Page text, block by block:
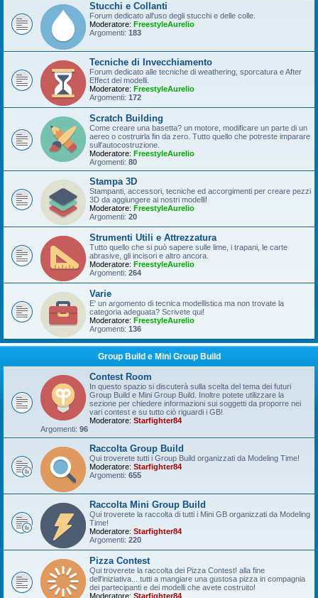
Stucchi e Collanti
Forum dedicato all'uso degli stucchi e delle colle.
Moderatore: FreestyleAurelio
Argomenti: 183
Tecniche di Invecchiamento
Forum dedicato alle tecniche di weathering, sporcatura e After
Effect dei modelli.
Moderatore: FreestyleAurelio
Argomenti: 172
Scratch Building
Come creare una basetta? un motore, modificare un parte di un
aereo o costruirla fin da zero. Tutto quello che potreste imparare
sull'autocostruzione.
Moderatore: FreestyleAurelio
Argomenti: 80
Stampa 3D
Stampanti, accessori, tecniche ed accorgimenti per creare pezzi
3D da aggiungere ai nostri modelli!
Moderatore: FreestyleAurelio
Argomenti: 20
Strumenti Utili e Attrezzatura
Tutto quello che si può sapere sulle lime, i trapani, le carte
abrasive, gli incisori e altro ancora.
Moderatore: FreestyleAurelio
Argomenti: 264
Varie
E' un argomento di tecnica modellistica ma non trovate la
categoria adeguata? Scrivete qui!
Moderatore: FreestyleAurelio
Argomenti: 136
Group Build e Mini Group Build
Contest Room
In questo spazio si discuterà sulla scelta del tema dei futuri
Group Build e Mini Group Build. Inoltre potete utilizzare la
sezione per chiedere informazioni sui soggetti da proporre nei
vari contest e su tutto ciò riguardi i GB!
Moderatore: Starfighter84
Argomenti: 96
Raccolta Group Build
Qui troverete tutti i Group Build organizzati da Modeling Time!
Moderatore: Starfighter84
Argomenti: 655
Raccolta Mini Group Build
Qui troverete la raccolta di tutti i Mini GB organizzati da Modeling
Time!
Moderatore: Starfighter84
Argomenti: 220
Pizza Contest
Qui troverete la raccolta dei Pizza Contest! alla fine
dell'iniziativa... tutti a mangiare una gustosa pizza in compagnia
dei partecipanti e dei modelli che avete costruito!
Moderatore: Starfighter84